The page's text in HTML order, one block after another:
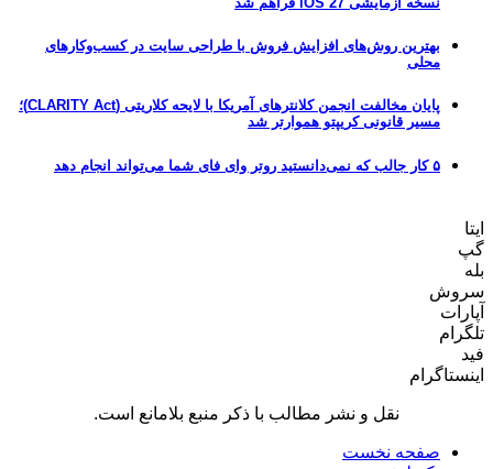
بهترین روش‌های افزایش فروش با طراحی سایت در کسب‌وکارهای
محلی
پایان مخالفت انجمن کلانترهای آمریکا با لایحه کلاریتی (CLARITY Act)؛
مسیر قانونی کریپتو هموارتر شد
۵ کار جالب که نمی‌دانستید روتر وای فای شما می‌تواند انجام دهد
ایتا
گپ
بله
سروش
آپارات
تلگرام
فید
اینستاگرام
نقل و نشر مطالب با ذکر منبع بلامانع است.
صفحه نخست